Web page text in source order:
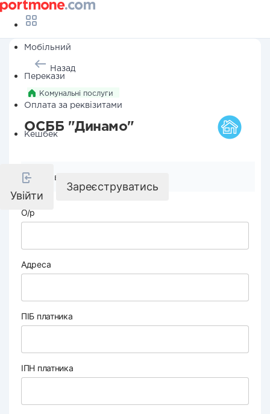
Мобільний
Перекази
Оплата за реквізитами
Кешбек
Увійти
Зареєструватись
Назад
Комунальні послуги
ОСББ "Динамо"
Реквізити компанії
О/р
Адреса
ПІБ платника
ІПН платника